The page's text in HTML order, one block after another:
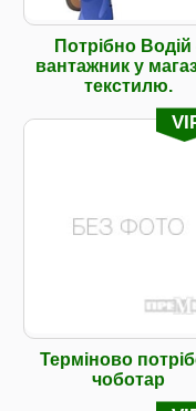
Потрібно Водій
вантажник у
текстилю.
Терміново
чоботар